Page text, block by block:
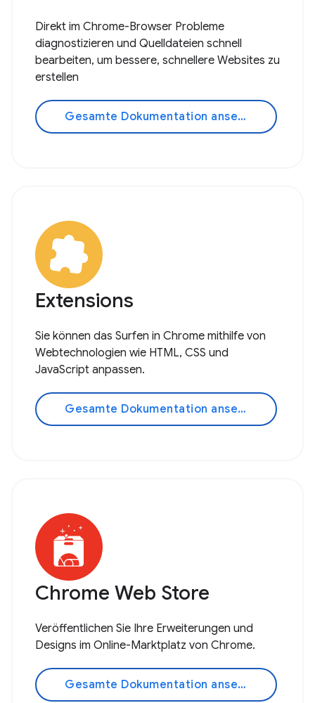
Direkt im Chrome-Browser Probleme
diagnostizieren und Quelldateien schnell
bearbeiten, um bessere, schnellere Websites zu
erstellen
Gesamte Dokumentation ansehen
Extensions
Sie können das Surfen in Chrome mithilfe von
Webtechnologien wie HTML, CSS und
JavaScript anpassen.
Gesamte Dokumentation ansehen
Chrome Web Store
Veröffentlichen Sie Ihre Erweiterungen und
Designs im Online-Marktplatz von Chrome.
Gesamte Dokumentation ansehen